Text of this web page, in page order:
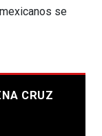
se
CRUZ